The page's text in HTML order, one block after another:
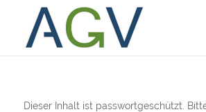
Dieser Inhalt ist passwortgeschützt.